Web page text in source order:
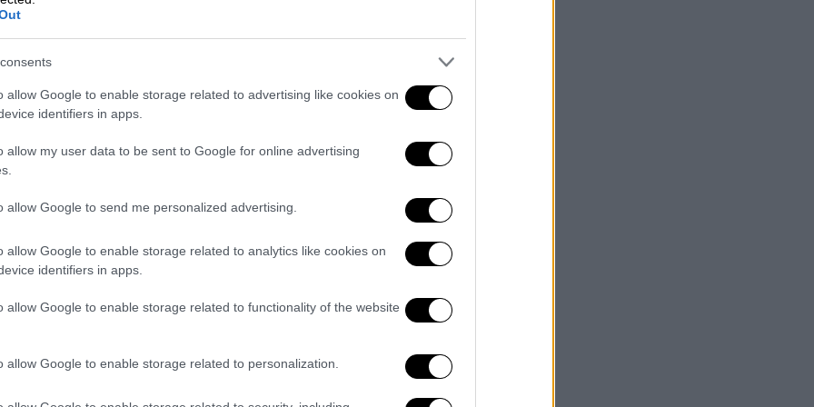
allow Google to enable storage related to advertising like cookies on
identifiers in apps.
allow my user data to be sent to Google for online advertising
allow Google to send me personalized advertising.
allow Google to enable storage related to analytics like cookies on
identifiers in apps.
allow Google to enable storage related to functionality of the website
allow Google to enable storage related to personalization.
ό,τι πέφτει θα είναι χιόνι, ενώ στη
θα έχουμε καταιγίδες» σημειώνει ο κ.
θα έχουμε χιόνια ακόμη και στο
προς τα βόρεια προάστια», τονίζει
καθώς ένα νέο κύμα αναμένεται
στα λευκά θα ντυθούν ανατολική
και Κρήτη «ακόμη και περιοχές δίπλα